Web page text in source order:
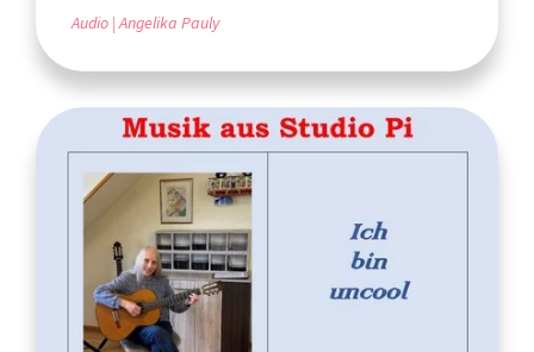
Audio Angelika Pauly